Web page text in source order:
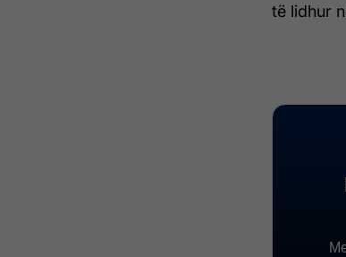
të lidhur